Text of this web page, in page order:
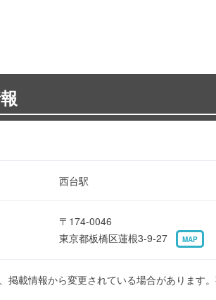
西台駅
〒174-0046
東京都板橋区蓮根3-9-27
MAP
掲載情報から変更されている場合があります